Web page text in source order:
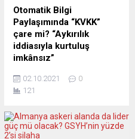
ilerleme kaydedilemedi.
Avrupa basını, Brüksel’in
AB’nin genişlemesi
meselesindeki ciddiyetini
irdeliyor. GOŚĆ NIEDZIELNY
Otomatik Bilgi
Paylaşımında “KVKK”
çare mi? “Aykırılık
iddiasıyla kurtuluş
imkânsız”
YouTube kanalında
“Hakkınız Var” adlı
Erdoğan “Finansal Hesap
Bilgilerinin Otomatik
02.10.2021
0
121